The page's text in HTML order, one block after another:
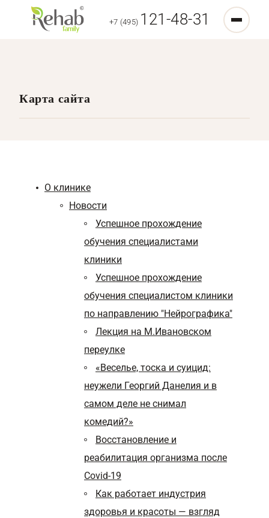
+7 (495) 121-48-31
Карта сайта
О клинике
Новости
Успешное прохождение
обучения специалистами
клиники
Успешное прохождение
обучения специалистом клиники
по направлению "Нейрографика"
Лекция на М.Ивановском
переулке
«Веселье, тоска и суицид:
неужели Георгий Данелия и в
самом деле не снимал
комедий?»
Восстановление и
реабилитация организма после
Covid-19
Как работает индустрия
здоровья и красоты — взгляд